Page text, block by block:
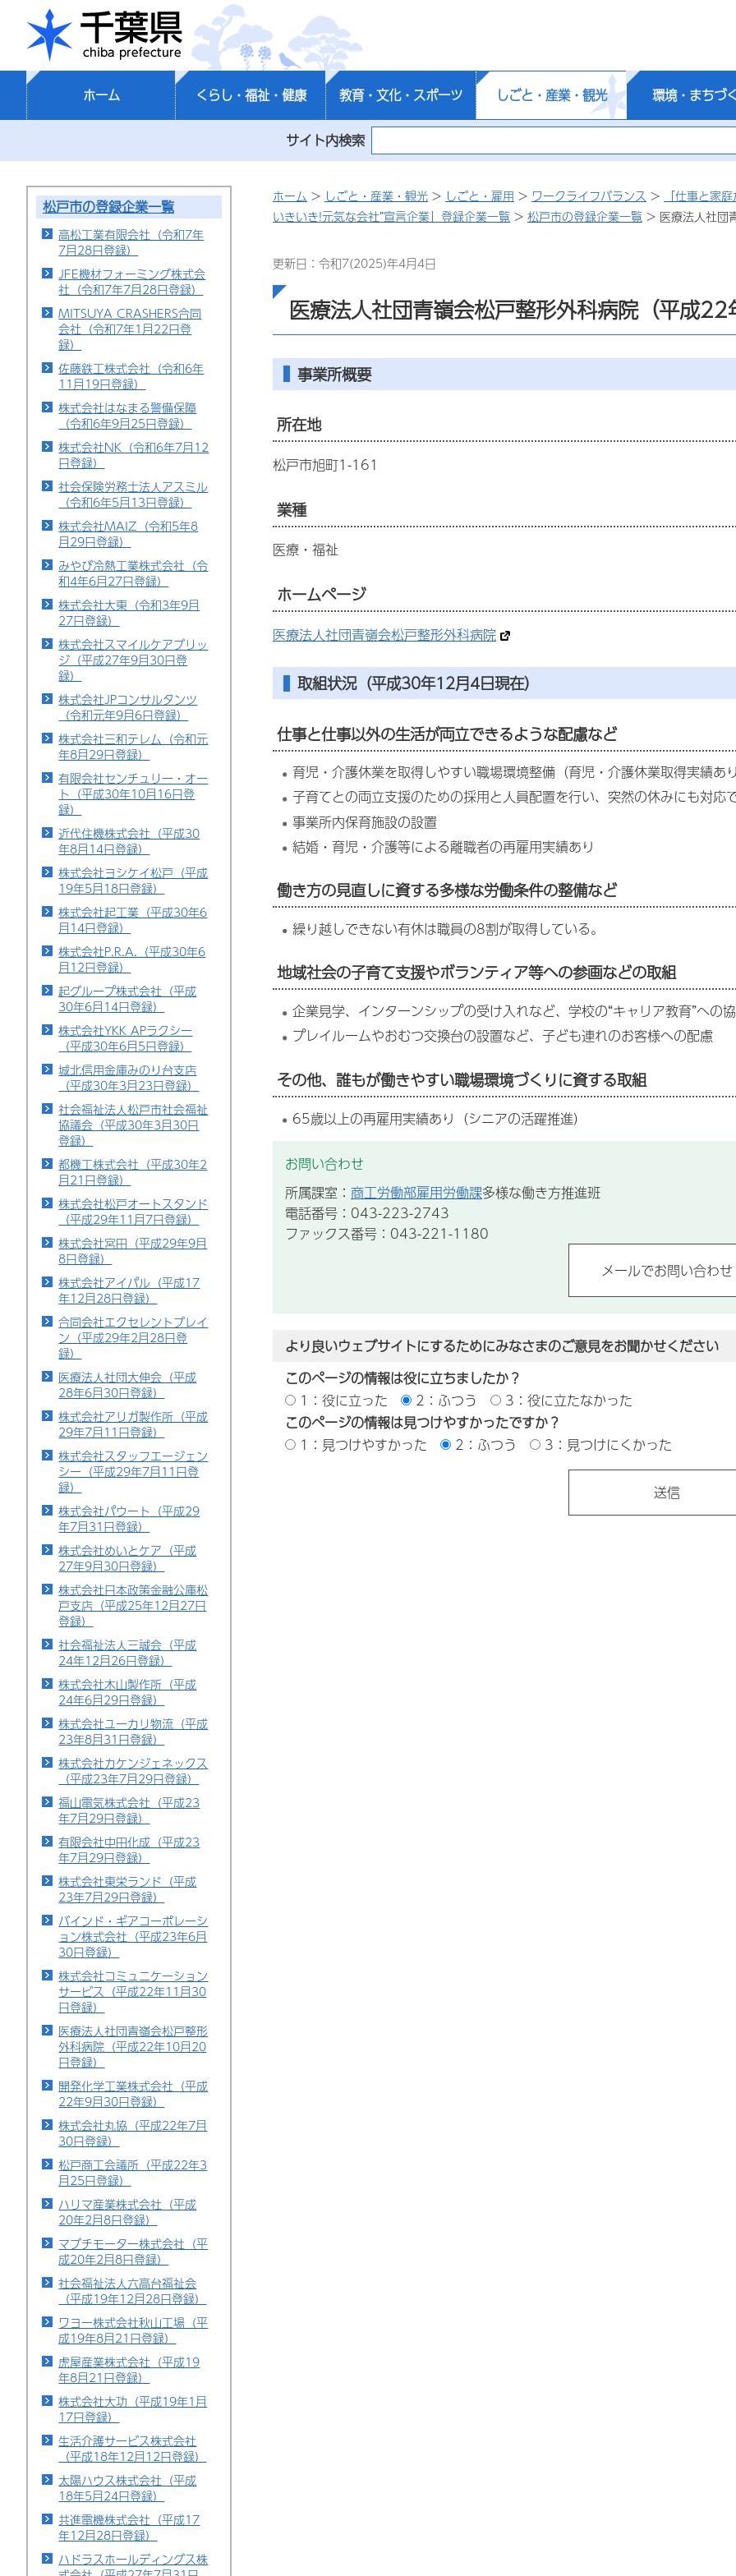
千葉県
ホーム くらし・福祉・健康 教育・文化・スポーツ しごと・産業・観光 環境・まちづ
サイト内検索
松戸市の登録企業一覧
高松工業有限会社（令和7年
7月28日登録）
JFE機材フォーミング株式会
社（令和7年7月28日登録）
MITSUYA CRASHERS合同
会社（令和7年1月22日登
録）
佐藤鉄工株式会社（令和6年
11月19日登録）
株式会社はなまる警備保障
（令和6年9月25日登録）
株式会社NK（令和6年7月12
日登録）
社会保険労務士法人アスミル
（令和6年5月13日登録）
株式会社MAIZ（令和5年8
月29日登録）
みやび冷熱工業株式会社（令
和4年6月27日登録）
株式会社大東（令和3年9月
27日登録）
株式会社スマイルケアブリッ
ジ（平成27年9月30日登
録）
株式会社JPコンサルタンツ
（令和元年9月6日登録）
株式会社三和テレム（令和元
年8月29日登録）
有限会社センチュリー・オー
ト（平成30年10月16日登
録）
近代住機株式会社（平成30
年8月14日登録）
株式会社ヨシケイ松戸（平成
19年5月18日登録）
株式会社起工業（平成30年6
月14日登録）
株式会社P.R.A.（平成30年6
月12日登録）
起グループ株式会社（平成
30年6月14日登録）
株式会社YKK APラクシー
（平成30年6月5日登録）
城北信用金庫みのり台支店
（平成30年3月23日登録）
社会福祉法人松戸市社会福祉
協議会（平成30年3月30日
登録）
都機工株式会社（平成30年2
月21日登録）
株式会社松戸オートスタンド
（平成29年11月7日登録）
株式会社宮田（平成29年9月
8日登録）
株式会社アイパル（平成17
年12月28日登録）
合同会社エクセレントブレイ
ン（平成29年2月28日登
録）
医療法人社団大伸会（平成
28年6月30日登録）
株式会社アリガ製作所（平成
29年7月11日登録）
株式会社スタッフエージェン
シー（平成29年7月11日登
録）
株式会社パウート（平成29
年7月31日登録）
株式会社めいとケア（平成
27年9月30日登録）
株式会社日本政策金融公庫松
戸支店（平成25年12月27日
登録）
社会福祉法人三誠会（平成
24年12月26日登録）
株式会社木山製作所（平成
24年6月29日登録）
株式会社ユーカリ物流（平成
23年8月31日登録）
株式会社カケンジェネックス
（平成23年7月29日登録）
福山電気株式会社（平成23
年7月29日登録）
有限会社中田化成（平成23
年7月29日登録）
株式会社東栄ランド（平成
23年7月29日登録）
バインド・ギアコーポレーシ
ョン株式会社（平成23年6月
30日登録）
株式会社コミュニケーション
サービス（平成22年11月30
日登録）
医療法人社団青嶺会松戸整形
外科病院（平成22年10月20
日登録）
開発化学工業株式会社（平成
22年9月30日登録）
株式会社丸協（平成22年7月
30日登録）
松戸商工会議所（平成22年3
月25日登録）
ハリマ産業株式会社（平成
20年2月8日登録）
マブチモーター株式会社（平
成20年2月8日登録）
社会福祉法人六高台福祉会
（平成19年12月28日登録）
ワヨー株式会社秋山工場（平
成19年8月21日登録）
虎屋産業株式会社（平成19
年8月21日登録）
株式会社大功（平成19年1月
17日登録）
生活介護サービス株式会社
（平成18年12月12日登録）
太陽ハウス株式会社（平成
18年5月24日登録）
共進電機株式会社（平成17
年12月28日登録）
ハドラスホールディングス株
ホーム > しごと・産業・観光 > しごと・雇用 > ワークライフバランス > 「仕事と家
いきいき!元気な会社”宣言企業」登録企業一覧 > 松戸市の登録企業一覧 > 医療法人社団
更新日：令和7(2025)年4月4日
医療法人社団青嶺会松戸整形外科病院（平成22
事業所概要
所在地
松戸市旭町1-161
業種
医療・福祉
ホームページ
医療法人社団青嶺会松戸整形外科病院
取組状況（平成30年12月4日現在）
仕事と仕事以外の生活が両立できるような配慮など
育児・介護休業を取得しやすい職場環境整備（育児・介護休業取得実績あり
子育てとの両立支援のための採用と人員配置を行い、突然の休みにも対応
事業所内保育施設の設置
結婚・育児・介護等による離職者の再雇用実績あり
働き方の見直しに資する多様な労働条件の整備など
繰り越しできない有休は職員の8割が取得している。
地域社会の子育て支援やボランティア等への参画などの取組
企業見学、インターンシップの受け入れなど、学校の“キャリア教育”への
プレイルームやおむつ交換台の設置など、子ども連れのお客様への配慮
その他、誰もが働きやすい職場環境づくりに資する取組
65歳以上の再雇用実績あり（シニアの活躍推進）
お問い合わせ
所属課室： 商工労働部雇用労働課多様な働き方推進班
電話番号：043-223-2743
ファックス番号：043-221-1180
より良いウェブサイトにするためにみなさまのご意見をお聞かせください
このページの情報は役に立ちましたか？
1：役に立った
2：ふつう
3：役に立たなかった
このページの情報は見つけやすかったですか？
1：見つけやすかった
2：ふつう 3：見つけにくかった